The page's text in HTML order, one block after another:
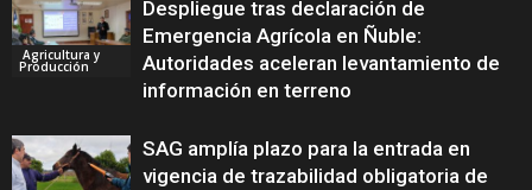
Agricultura y
Producción
Despliegue tras declaración de
Emergencia Agrícola en Ñuble:
Autoridades aceleran levantamiento de
información en terreno
SAG amplía plazo para la entrada en
vigencia de trazabilidad obligatoria de